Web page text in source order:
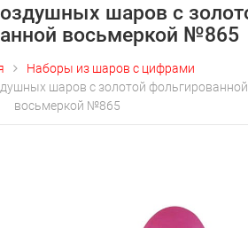
шаров с
восьмеркой №865
Наборы из шаров с цифрами
шаров с золотой фольгированной
восьмеркой №865